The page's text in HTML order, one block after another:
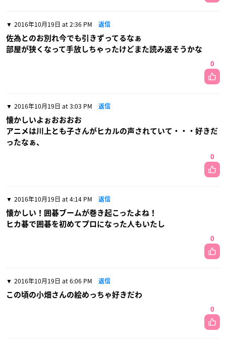
2016年10月19日 at 2:36 PM 返信
佐為とのお別れ今でも引きずってるなぁ
部屋が狭くなって手放しちゃったけどまた読み返そうかな
0
2016年10月19日 at 3:03 PM 返信
懐かしいよぉおおおお
アニメは川上とも子さんがヒカルの声されていて・・・好きだ
ったなぁ、
0
2016年10月19日 at 4:14 PM 返信
懐かしい！囲碁ブームが巻き起こったよね！
ヒカ碁で囲碁を初めてプロになった人もいたし
0
2016年10月19日 at 6:06 PM 返信
この頃の小畑さんの絵めっちゃ好きだわ
0